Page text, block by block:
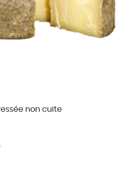
Traditions
Fromages
non cuite